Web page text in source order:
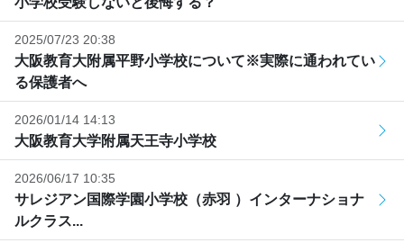
2025/07/23 20:38
大阪教育大附属平野小学校について※実際に通われてい
る保護者へ
2026/01/14 14:13
大阪教育大学附属天王寺小学校
2026/06/17 10:35
サレジアン国際学園小学校（赤羽 ）インターナショナ
ルクラス...